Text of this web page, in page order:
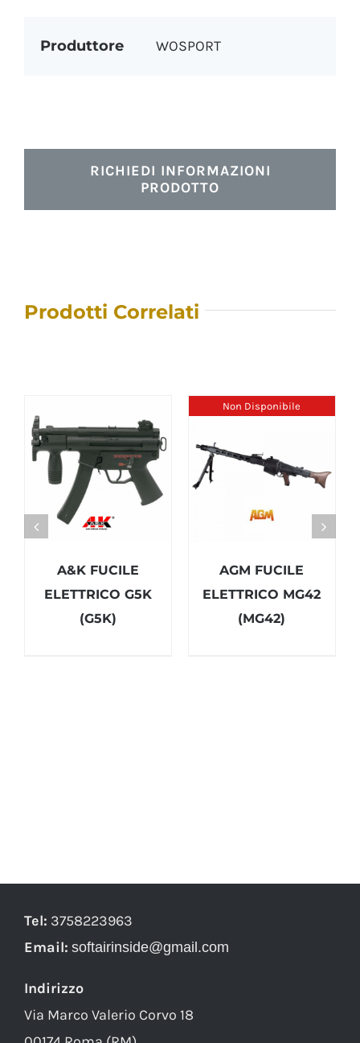
Produttore WOSPORT
RICHIEDI INFORMAZIONI
PRODOTTO
Prodotti Correlati
A&K FUCILE
ELETTRICO G5K
(G5K)
Non Disponibile
AGM FUCILE
ELETTRICO MG42
(MG42)
Tel: 3758223963
Email: softairinside@gmail.com
Indirizzo
Via Marco Valerio Corvo 18